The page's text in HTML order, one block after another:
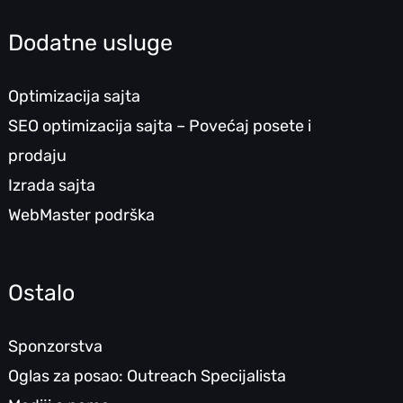
Dodatne usluge
Optimizacija sajta
SEO optimizacija sajta – Povećaj posete i
prodaju
Izrada sajta
WebMaster podrška
Ostalo
Sponzorstva
Oglas za posao: Outreach Specijalista